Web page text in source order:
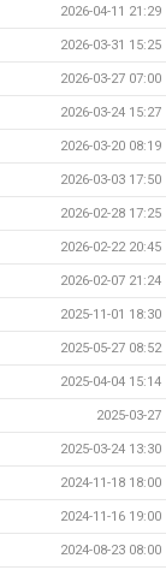
2026-04-11 21:29
2026-03-31 15:25
2026-03-27 07:00
2026-03-24 15:27
2026-03-20 08:19
2026-03-03 17:50
2026-02-28 17:25
2026-02-22 20:45
2026-02-07 21:24
2025-11-01 18:30
2025-05-27 08:52
2025-04-04 15:14
2025-03-27
2025-03-24 13:30
2024-11-18 18:00
2024-11-16 19:00
2024-08-23 08:00